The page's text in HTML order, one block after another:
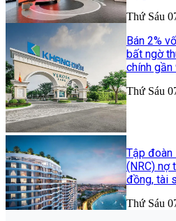
Thứ Sáu
Bán 2%
bất ngờ
chính
Thứ Sáu
Tập đoàn
(NRC) nợ
đồng, tài
Thứ Sáu